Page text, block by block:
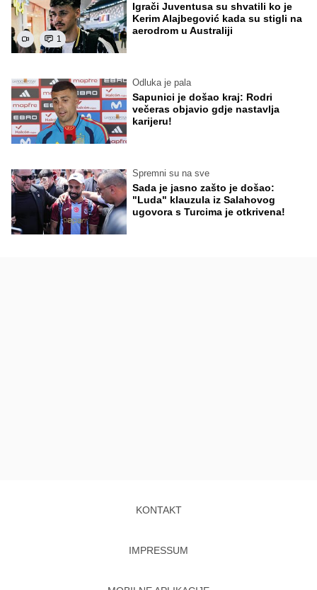
1
Igrači Juventusa su shvatili ko je
Kerim Alajbegović kada su stigli na
aerodrom u Australiji
Odluka je pala
Sapunici je došao kraj: Rodri
večeras objavio gdje nastavlja
karijeru!
Spremni su na sve
Sada je jasno zašto je došao:
"Luda" klauzula iz Salahovog
ugovora s Turcima je otkrivena!
KONTAKT
IMPRESSUM